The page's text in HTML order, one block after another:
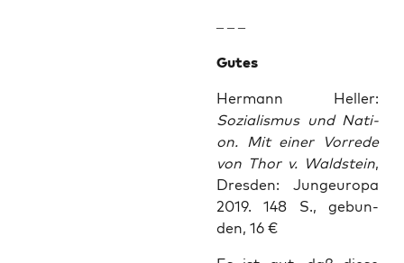
– – –
Gutes
Her­mann Hel­ler:
Sozia­lis­mus und Nati­
on. Mit einer Vor­re­de
von Thor v. Wald­stein,
Dres­den: Jun­g­eu­ro­pa
2019. 148 S., gebun­
den, 16 €